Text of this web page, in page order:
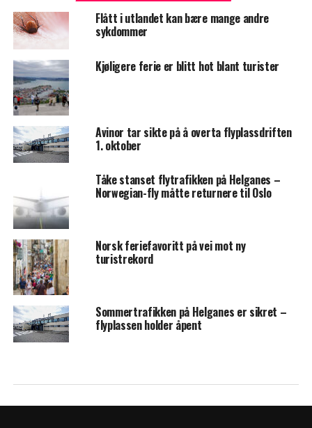
Flått i utlandet kan bære mange andre
sykdommer
Kjøligere ferie er blitt hot blant turister
Avinor tar sikte på å overta flyplassdriften
1. oktober
Tåke stanset flytrafikken på Helganes –
Norwegian-fly måtte returnere til Oslo
Norsk feriefavoritt på vei mot ny
turistrekord
Sommertrafikken på Helganes er sikret –
flyplassen holder åpent